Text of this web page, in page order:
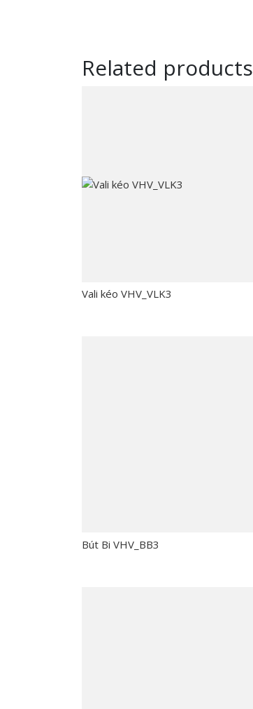
Related products
Vali kéo VHV_VLK3
Bút Bi VHV_BB3